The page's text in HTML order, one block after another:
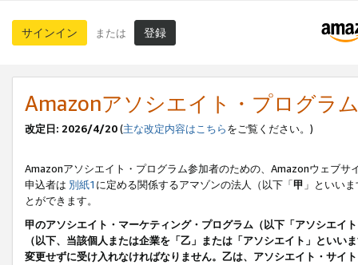
サインイン または 登録
Amazonアソシエイト・プログラ
改定日: 2026/4/20(主な改定内容はこちらをご覧ください。)
Amazonアソシエイト・プログラム参加者のための、Amazonウェブサ
申込者は 別紙1 に定める関係するアマゾンの法人（以下「甲 」といい
とができます。
甲のアソシエイト・マーケティング・プログラム（以下「アソシエイ
（以下、当該個人または企業を「乙」または「アソシエイト」とい
変更せずに受け入れなければなりません。乙は、アソシエイト・サイ